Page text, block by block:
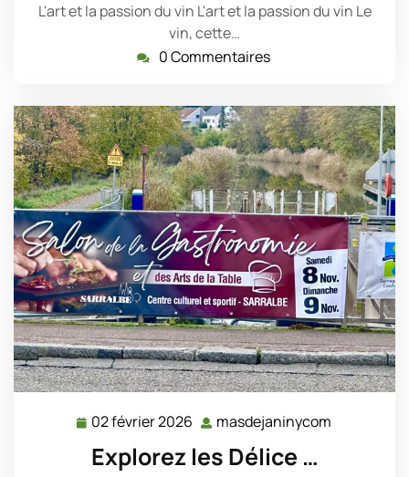
L'art et la passion du vin L'art et la passion du vin Le
vin, cette…
0 Commentaires
02 février 2026 02
février
2026
masdejaninycom
Explorez les Délice …